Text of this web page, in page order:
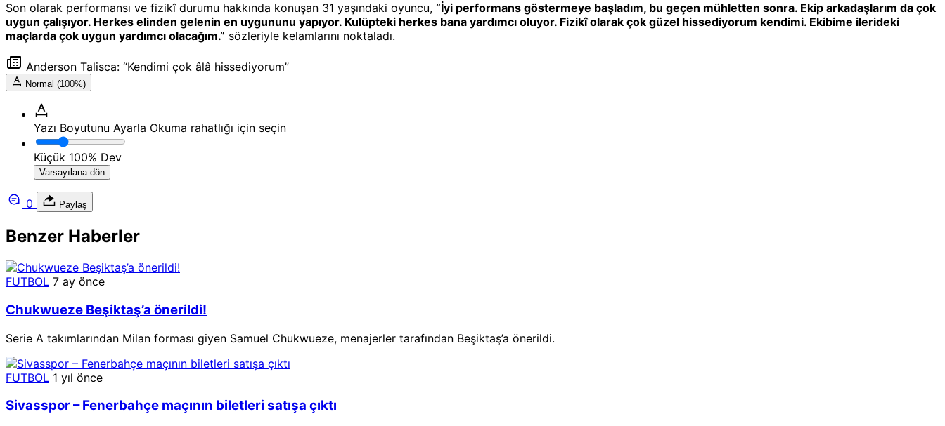
Son olarak performansı ve fizikî durumu hakkında konuşan 31 yaşındaki oyuncu, “İyi performans göstermeye başladım, bu geçen mühletten sonra. Ekip arkadaşlarım da çok
uygun çalışıyor. Herkes elinden gelenin en uygununu yapıyor. Kulüpteki herkes bana yardımcı oluyor. Fizikî olarak çok güzel hissediyorum kendimi. Ekibime ilerideki
maçlarda çok uygun yardımcı olacağım.” sözleriyle kelamlarını noktaladı.
Anderson Talisca: “Kendimi çok âlâ hissediyorum”
Normal (100%)
Yazı Boyutunu Ayarla Okuma rahatlığı için seçin
Küçük 100% Dev
Varsayılana dön
0 Paylaş
Benzer Haberler
FUTBOL 7 ay önce
Chukwueze Beşiktaş’a önerildi!
Serie A takımlarından Milan forması giyen Samuel Chukwueze, menajerler tarafından Beşiktaş’a önerildi.
FUTBOL 1 yıl önce
Sivasspor – Fenerbahçe maçının biletleri satışa çıktı